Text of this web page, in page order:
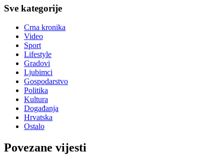
Sve kategorije
Crna kronika
Video
Sport
Lifestyle
Gradovi
Ljubimci
Gospodarstvo
Politika
Kultura
Događanja
Hrvatska
Ostalo
Povezane vijesti